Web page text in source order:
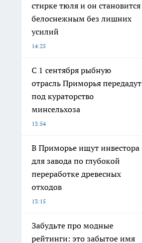
стирке тюля и он становится
белоснежным без лишних
усилий
14:25
С 1 сентября рыбную
отрасль Приморья передадут
под кураторство
минсельхоза
13:54
В Приморье ищут инвестора
для завода по глубокой
переработке древесных
отходов
13:15
Забудьте про модные
рейтинги: это забытое имя